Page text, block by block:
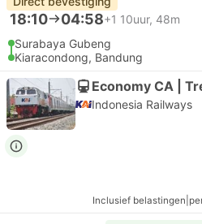
18:10 04:58+1 10uur, 48m
Surabaya Gubeng
Kiaracondong, Bandung
Indonesia Railways
Inclusief belastingen